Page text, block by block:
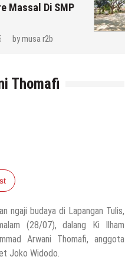
Massal Di SMP
bymusa r2b
Thomafi
ngaji budaya di Lapangan Tulis,
(28/07), dalang Ki Ilham
Arwani Thomafi, anggota
Joko Widodo.